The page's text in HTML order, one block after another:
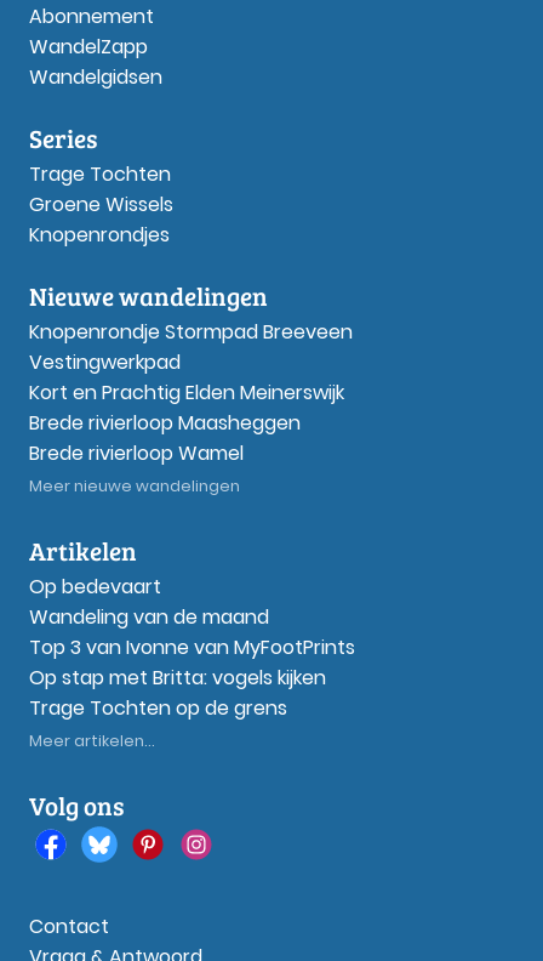
Abonnement
WandelZapp
Wandelgidsen
Series
Trage Tochten
Groene Wissels
Knopenrondjes
Nieuwe wandelingen
Knopenrondje Stormpad Breeveen
Vestingwerkpad
Kort en Prachtig Elden Meinerswijk
Brede rivierloop Maasheggen
Brede rivierloop Wamel
Meer nieuwe wandelingen
Artikelen
Op bedevaart
Wandeling van de maand
Top 3 van Ivonne van MyFootPrints
Op stap met Britta: vogels kijken
Trage Tochten op de grens
Meer artikelen...
Volg ons
Contact